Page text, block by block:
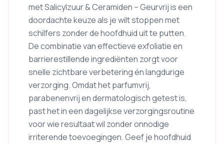
met Salicylzuur & Ceramiden – Geurvrij is een
doordachte keuze als je wilt stoppen met
schilfers zonder de hoofdhuid uit te putten.
De combinatie van effectieve exfoliatie en
barrierestillende ingrediënten zorgt voor
snelle zichtbare verbetering én langdurige
verzorging. Omdat het parfumvrij,
parabenenvrij en dermatologisch getest is,
past het in een dagelijkse verzorgingsroutine
voor wie resultaat wil zonder onnodige
irriterende toevoegingen. Geef je hoofdhuid